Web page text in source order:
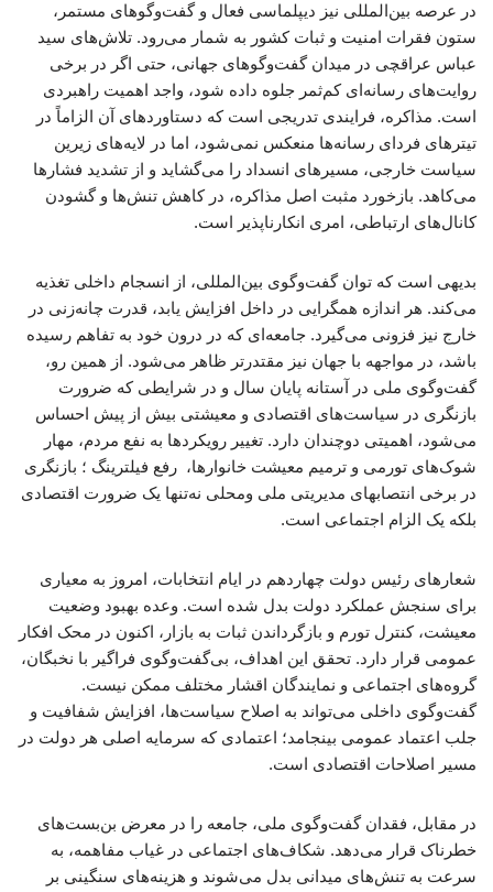
در عرصه بین‌المللی نیز دیپلماسی فعال و گفت‌وگوهای مستمر،
ستون فقرات امنیت و ثبات کشور به شمار می‌رود. تلاش‌های سید
عباس عراقچی در میدان گفت‌وگوهای جهانی، حتی اگر در برخی
روایت‌های رسانه‌ای کم‌ثمر جلوه داده شود، واجد اهمیت راهبردی
است. مذاکره، فرایندی تدریجی است که دستاوردهای آن الزاماً در
تیترهای فردای رسانه‌ها منعکس نمی‌شود، اما در لایه‌های زیرین
سیاست خارجی، مسیرهای انسداد را می‌گشاید و از تشدید فشارها
می‌کاهد. بازخورد مثبت اصل مذاکره، در کاهش تنش‌ها و گشودن
کانال‌های ارتباطی، امری انکارناپذیر است.
بدیهی است که توان گفت‌وگوی بین‌المللی، از انسجام داخلی تغذیه
می‌کند. هر اندازه همگرایی در داخل افزایش یابد، قدرت چانه‌زنی در
خارج نیز فزونی می‌گیرد. جامعه‌ای که در درون خود به تفاهم رسیده
باشد، در مواجهه با جهان نیز مقتدرتر ظاهر می‌شود. از همین رو،
گفت‌وگوی ملی در آستانه پایان سال و در شرایطی که ضرورت
بازنگری در سیاست‌های اقتصادی و معیشتی بیش از پیش احساس
می‌شود، اهمیتی دوچندان دارد. تغییر رویکردها به نفع مردم، مهار
شوک‌های تورمی و ترمیم معیشت خانوارها، رفع فیلترینگ ؛ بازنگری
در برخی انتصابهای مدیریتی ملی ومحلی نه‌تنها یک ضرورت اقتصادی
بلکه یک الزام اجتماعی است.
شعارهای رئیس دولت چهاردهم در ایام انتخابات، امروز به معیاری
برای سنجش عملکرد دولت بدل شده است. وعده بهبود وضعیت
معیشت، کنترل تورم و بازگرداندن ثبات به بازار، اکنون در محک افکار
عمومی قرار دارد. تحقق این اهداف، بی‌گفت‌وگوی فراگیر با نخبگان،
گروه‌های اجتماعی و نمایندگان اقشار مختلف ممکن نیست.
گفت‌وگوی داخلی می‌تواند به اصلاح سیاست‌ها، افزایش شفافیت و
جلب اعتماد عمومی بینجامد؛ اعتمادی که سرمایه اصلی هر دولت در
مسیر اصلاحات اقتصادی است.
در مقابل، فقدان گفت‌وگوی ملی، جامعه را در معرض بن‌بست‌های
خطرناک قرار می‌دهد. شکاف‌های اجتماعی در غیاب مفاهمه، به
سرعت به تنش‌های میدانی بدل می‌شوند و هزینه‌های سنگینی بر